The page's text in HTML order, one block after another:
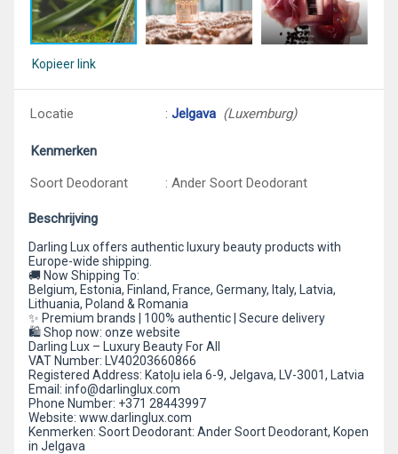
Kopieer link
Locatie : Jelgava (Luxemburg)
Kenmerken
Soort Deodorant
: Ander Soort Deodorant
Beschrijving
Darling Lux offers authentic luxury beauty products with
Europe-wide shipping.
🚚 Now Shipping To:
Belgium, Estonia, Finland, France, Germany, Italy, Latvia,
Lithuania, Poland & Romania
✨ Premium brands | 100% authentic | Secure delivery
🛍️ Shop now: onze website
Darling Lux – Luxury Beauty For All
VAT Number: LV40203660866
Registered Address: Katoļu iela 6-9, Jelgava, LV-3001, Latvia
Email: info@darlinglux.com
Phone Number: +371 28443997
Website: www.darlinglux.com
Kenmerken: Soort Deodorant: Ander Soort Deodorant, Kopen
in Jelgava